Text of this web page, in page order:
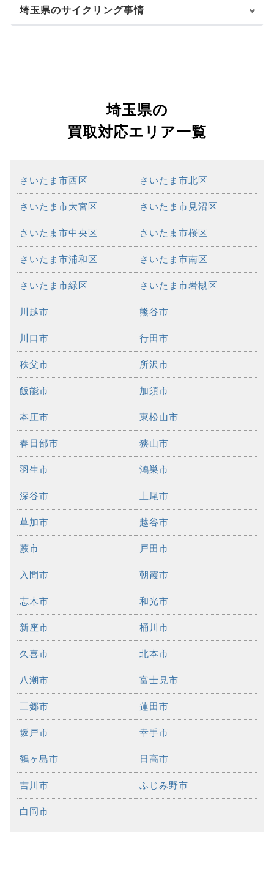
埼玉県のサイクリング事情
埼玉県の
買取対応エリア一覧
さいたま市西区 さいたま市北区
さいたま市大宮区 さいたま市見沼区
さいたま市中央区 さいたま市桜区
さいたま市浦和区 さいたま市南区
さいたま市緑区 さいたま市岩槻区
川越市 熊谷市
川口市 行田市
秩父市 所沢市
飯能市 加須市
本庄市 東松山市
春日部市 狭山市
羽生市 鴻巣市
深谷市 上尾市
草加市 越谷市
蕨市 戸田市
入間市 朝霞市
志木市 和光市
新座市 桶川市
久喜市 北本市
八潮市 富士見市
三郷市 蓮田市
坂戸市 幸手市
鶴ヶ島市 日高市
吉川市 ふじみ野市
白岡市